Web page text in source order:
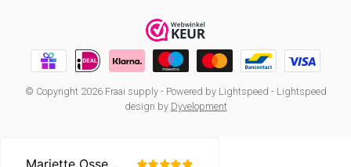
© Copyright 2026 Fraai supply- Powered by Lightspeed - Lightspeed
design by Dyvelopment